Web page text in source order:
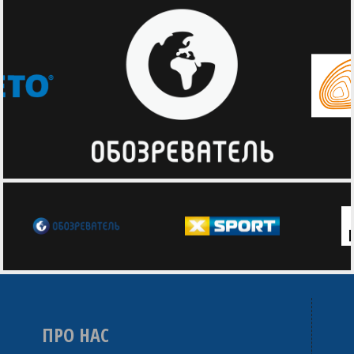
Ірина Миськів (КІВС (Львів)-14)
Кіра Могильна (СДЮСШОР №2 (Полтава)-14)
Олександра Мороз (СДЮСШОР-5 (Дніпро)-14)
Анна Московець (СДЮСШОР №2 (Полтава)-14)
Дар'я Муха (СДЮСШОР-5 (Дніпро)-14)
Тетяна Наливайко (СДЮСШОР №2 (Полтава)-14)
Варвара Овчаренко (Збірна Харківської області-ХАІ-
ПРО НАС